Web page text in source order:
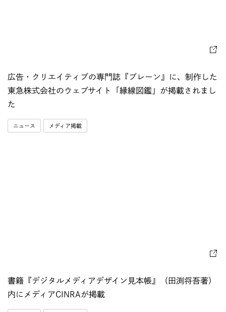
広告・クリエイティブの専門誌『ブレーン』に、制作した
東急株式会社のウェブサイト「縁線図鑑」が掲載されまし
た
ニュース メディア掲載
書籍『デジタルメディアデザイン⾒本帳』（田渕将吾著）
内にメディアCINRAが掲載